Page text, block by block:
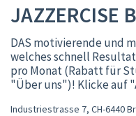
JAZZERCISE
DAS motivierende und
welches schnell
pro Monat (Rabatt für
"Über uns")! Klicke auf
Industriestrasse 7, CH-6440